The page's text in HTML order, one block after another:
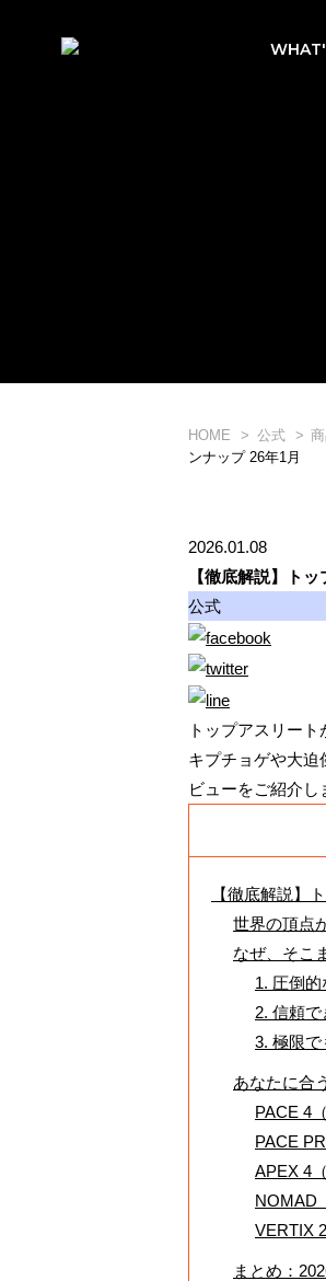
HOME 公式
ンナップ 26年1月
2026.01.08
【徹底解説】ト
公式
トップアスリー
キプチョゲや大迫
ビューをご紹介し
【徹底解説】
世界の頂点
なぜ、そこ
1. 圧倒的
2. 信頼で
3. 極限で
あなたに合
PACE 4
PACE
APEX 4
NOMAD
VERTIX
まとめ：